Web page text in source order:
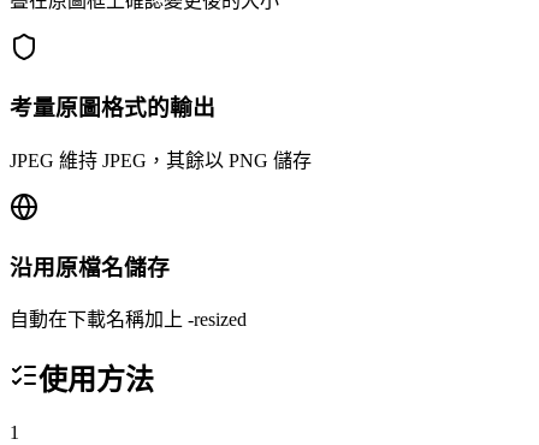
考量原圖格式的輸出
JPEG 維持 JPEG，其餘以 PNG 儲存
沿用原檔名儲存
自動在下載名稱加上 -resized
使用方法
1